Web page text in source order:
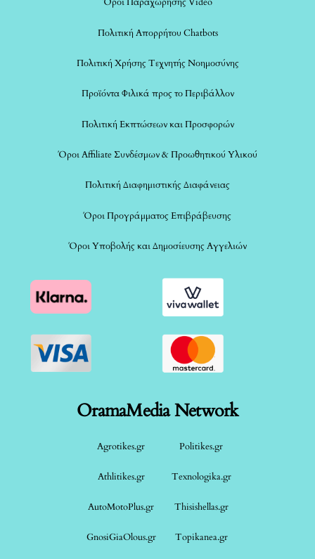
Πολιτική Απορρήτου Chatbots
Πολιτική Χρήσης Τεχνητής Νοημοσύνης
Προϊόντα Φιλικά προς το Περιβάλλον
Πολιτική Εκπτώσεων και Προσφορών
Όροι Affiliate Συνδέσμων & Προωθητικού Υλικού
Πολιτική Διαφημιστικής Διαφάνειας
Όροι Προγράμματος Επιβράβευσης
Όροι Υποβολής και Δημοσίευσης Αγγελιών
OramaMedia Network
Agrotikes.gr Politikes.gr
Athlitikes.gr Texnologika.gr
AutoMotoPlus.gr Thisishellas.gr
GnosiGiaOlous.gr Topikanea.gr